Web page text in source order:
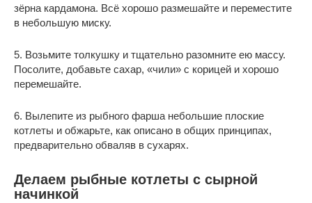
зёрна кардамона. Всё хорошо размешайте и переместите
в небольшую миску.
5. Возьмите толкушку и тщательно разомните ею массу.
Посолите, добавьте сахар, «чили» с корицей и хорошо
перемешайте.
6. Вылепите из рыбного фарша небольшие плоские
котлеты и обжарьте, как описано в общих принципах,
предварительно обваляв в сухарях.
Делаем рыбные котлеты с сырной
начинкой